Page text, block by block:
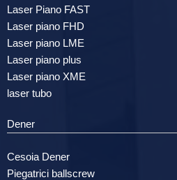
Laser Piano FAST
Laser piano FHD
Laser piano LME
Laser piano plus
Laser piano XME
laser tubo
Dener
Cesoia Dener
Piegatrici ballscrew